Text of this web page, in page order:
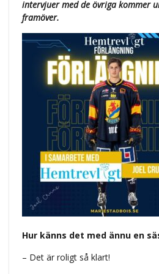
intervjuer med de övriga kommer
framöver.
Hur känns det med ännu en
– Det är roligt så klart!